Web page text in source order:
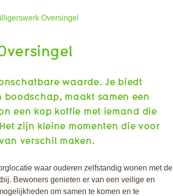
Oversingel
waarde. Je biedt
maakt samen een
een kop koffie met iemand die
zijn kleine momenten die voor
verschil maken.
waar ouderen zelfstandig wonen met de
Bewoners genieten er van een veilige en
om samen te komen en te